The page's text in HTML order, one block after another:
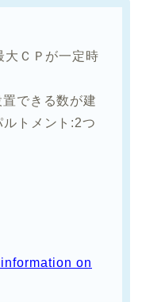
大ＣＰが一定時
できる数が建
トメント:2つ
on